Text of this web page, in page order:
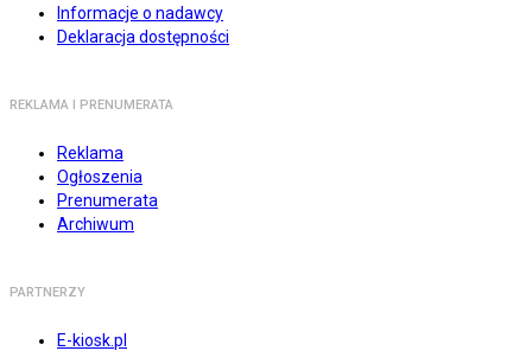
Informacje o nadawcy
Deklaracja dostępności
REKLAMA I PRENUMERATA
Reklama
Ogłoszenia
Prenumerata
Archiwum
PARTNERZY
E-kiosk.pl